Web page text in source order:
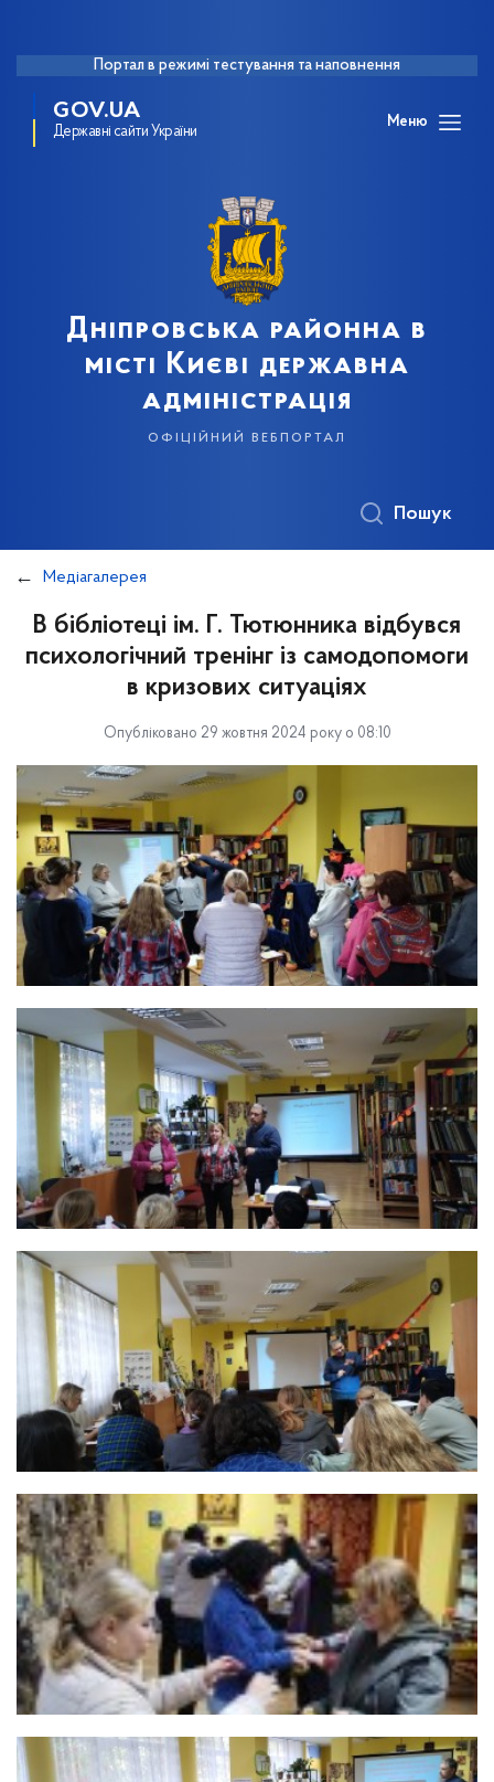
Портал в режимі тестування та наповнення
GOV.UA
Державні сайти України
Меню
Дніпровська районна в
місті Києві державна
адміністрація
офіційний вебпортал
Пошук
Медіагалерея
В бібліотеці ім. Г. Тютюнника відбувся
психологічний тренінг із самодопомоги
в кризових ситуаціях
Опубліковано 29 жовтня 2024 року о 08:10